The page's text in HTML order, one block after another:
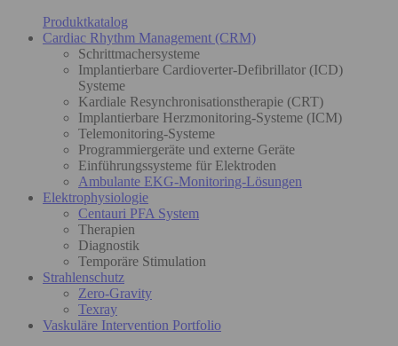
Produktkatalog
Cardiac Rhythm Management (CRM)
Schrittmachersysteme
Implantierbare Cardioverter-Defibrillator (ICD)
Systeme
Kardiale Resynchronisationstherapie (CRT)
Implantierbare Herzmonitoring-Systeme (ICM)
Telemonitoring-Systeme
Programmiergeräte und externe Geräte
Einführungssysteme für Elektroden
Ambulante EKG-Monitoring-Lösungen
Elektrophysiologie
Centauri PFA System
Therapien
Diagnostik
Temporäre Stimulation
Strahlenschutz
Zero-Gravity
Texray
Vaskuläre Intervention Portfolio